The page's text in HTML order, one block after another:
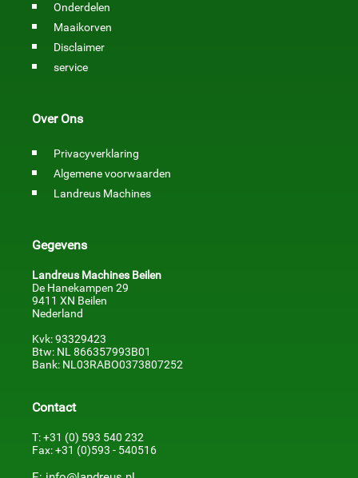
Onderdelen
Maaikorven
Disclaimer
service
Over Ons
Privacyverklaring
Algemene voorwaarden
Landreus Machines
Gegevens
Landreus Machines Beilen
De Hanekampen 29
9411 XN Beilen
Nederland
Kvk: 93329423
Btw: NL 866357993B01
Bank: NL03RABO0373807252
Contact
T: +31 (0) 593 540 232
Fax: +31 (0)593 - 540516